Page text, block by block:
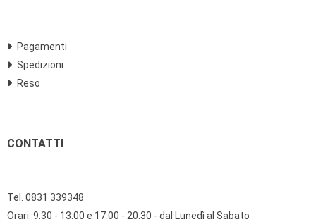
Pagamenti
Spedizioni
Reso
CONTATTI
Tel. 0831 339348
Orari: 9:30 - 13:00 e 17:00 - 20.30 - dal Lunedì al Sabato